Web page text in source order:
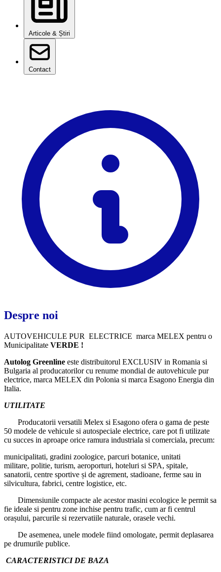
Articole & Știri
Contact
Despre noi
AUTOVEHICULE PUR ELECTRICE marca MELEX pentru o
Municipalitate VERDE !
Autolog Greenline este distribuitorul EXCLUSIV in Romania si
Bulgaria al producatorilor cu renume mondial de autovehicule pur
electrice, marca MELEX din Polonia si marca Esagono Energia din
Italia.
UTILITATE
Producatorii versatili Melex si Esagono ofera o gama de peste
50 modele de vehicule si autospeciale electrice, care pot fi utilizate
cu succes in aproape orice ramura industriala si comerciala, precum:
municipalitati, gradini zoologice, parcuri botanice, unitati
militare, politie, turism, aeroporturi, hoteluri si SPA, spitale,
sanatorii, centre sportive și de agrement, stadioane, ferme sau in
silvicultura, fabrici, centre logistice, etc.
Dimensiunile compacte ale acestor masini ecologice le permit sa
fie ideale si pentru zone inchise pentru trafic, cum ar fi centrul
orașului, parcurile si rezervatiile naturale, orasele vechi.
De asemenea, unele modele fiind omologate, permit deplasarea
pe drumurile publice.
CARACTERISTICI DE BAZA